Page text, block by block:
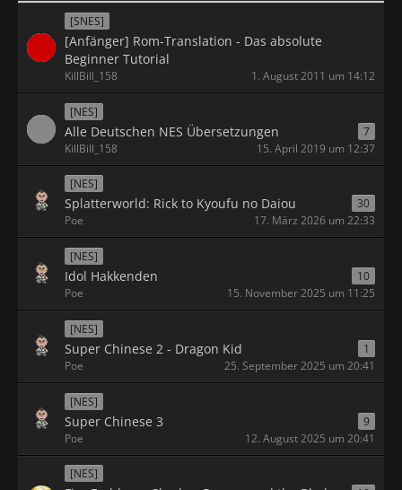
t
r
ä
g
e
[SNES]
[Anfänger] Rom-Translation - Das absolute
Beginner Tutorial
KillBill_158 1. August 2011 um 14:12
[NES]
Alle Deutschen NES Übersetzungen
7
KillBill_158
15. April 2019 um 12:37
[NES]
Splatterworld: Rick to Kyoufu no Daiou
30
Poe
17. März 2026 um 22:33
[NES]
Idol Hakkenden
10
Poe
15. November 2025 um 11:25
[NES]
Super Chinese 2 - Dragon Kid
1
Poe
25. September 2025 um 20:41
[NES]
Super Chinese 3
9
Poe
12. August 2025 um 20:41
[NES]